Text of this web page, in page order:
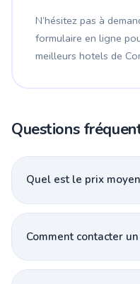
N’hésitez pas à
formulaire en ligne
meilleurs hotels de
Questions
Quel est le prix
Comment contacter